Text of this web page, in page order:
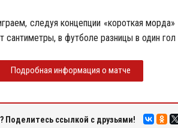
следуя концепции «короткая
в футболе разницы в один гол
Подробная информация о матче
Поделитесь ссылкой с друзьями!